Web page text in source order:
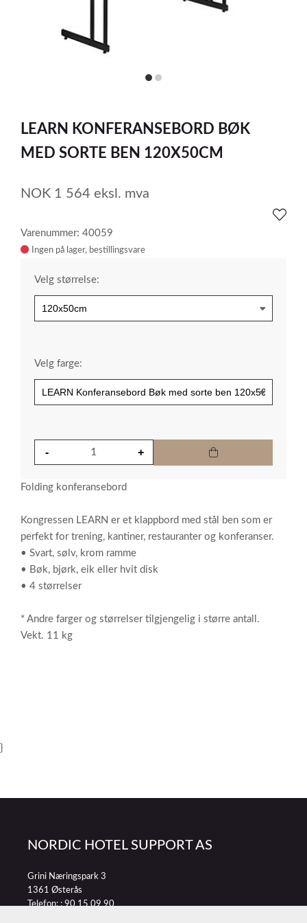
itemitem
of
2
LEARN KONFERANSEBORD BØK
MED SORTE BEN 120X50CM
NOK 1 564 eksl. mva
Varenummer: 40059
Ingen på lager
Velg størrelse:
Velg farge:
Folding konferansebord
Kongressen LEARN er et klappbord med stål ben som er
perfekt for trening, kantiner, restauranter og konferanser.
• Svart, sølv, krom ramme
• Bøk, bjørk, eik eller hvit disk
• 4 størrelser
* Andre farger og størrelser tilgjengelig i større antall.
Vekt. 11 kg
}
NORDIC HOTEL SUPPORT AS
Grini Næringspark 3
1361 Østerås
Telefon: :90 15 09 90